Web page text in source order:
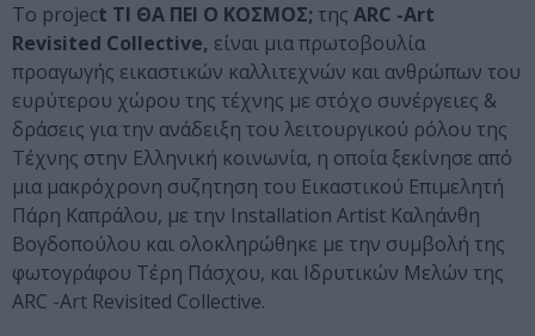
Το project ΤΙ ΘΑ ΠΕΙ Ο ΚΟΣΜΟΣ; της ARC -Art
Revisited Collective, είναι μια πρωτοβουλία
προαγωγής εικαστικών καλλιτεχνών και ανθρώπων του
ευρύτερου χώρου της τέχνης με στόχο συνέργειες &
δράσεις για την ανάδειξη του λειτουργικού ρόλου της
Τέχνης στην Ελληνική κοινωνία, η οποία ξεκίνησε από
μια μακρόχρονη συζητηση του Εικαστικού Επιμελητή
Πάρη Καπράλου, με την Installation Artist Καληάνθη
Βογδοπούλου και ολοκληρώθηκε με την συμβολή της
φωτογράφου Τέρη Πάσχου, και Ιδρυτικών Μελών της
ARC -Art Revisited Collective.